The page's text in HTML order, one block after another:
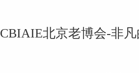
CBIAIE北京老博会-非